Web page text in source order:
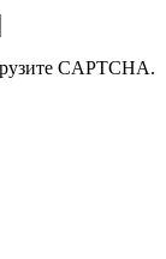
CAPTCHA.